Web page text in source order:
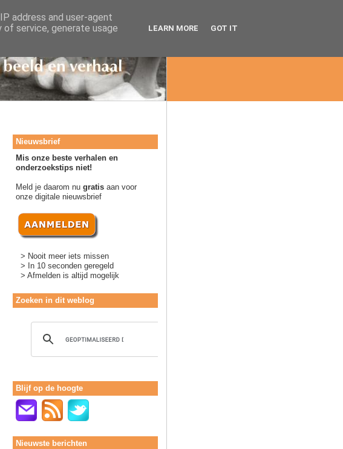
Nieuwsbrief
Mis onze beste verhalen en
onderzoekstips niet!
Meld je daarom nu gratis aan voor
onze digitale nieuwsbrief
> Nooit meer iets missen
> In 10 seconden geregeld
> Afmelden is altijd mogelijk
Zoeken in dit weblog
Blijf op de hoogte
Nieuwste berichten
address and user-agent
service, generate usage
LEARN MORE GOT IT